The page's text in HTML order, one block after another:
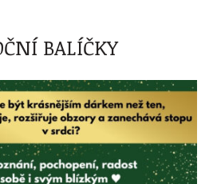
BALÍČKY